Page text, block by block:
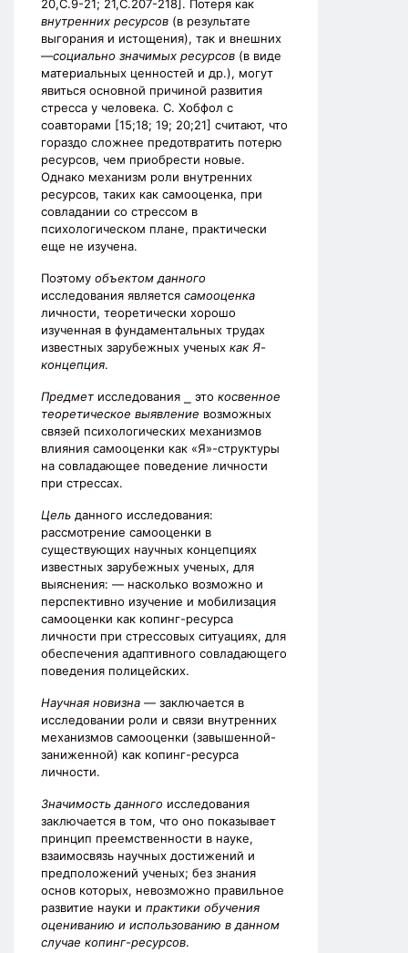
20,С.9-21; 21,С.207-218]. Потеря как
внутренних ресурсов (в результате
выгорания и истощения), так и внешних
—социально значимых ресурсов (в виде
материальных ценностей и др.), могут
явиться основной причиной развития
стресса у человека. С. Хобфол с
соавторами [15;18; 19; 20;21] считают, что
гораздо сложнее предотвратить потерю
ресурсов, чем приобрести новые.
Однако механизм роли внутренних
ресурсов, таких как самооценка, при
совладании со стрессом в
психологическом плане, практически
еще не изучена.
Поэтому объектом данного
исследования является самооценка
личности, теоретически хорошо
изученная в фундаментальных трудах
известных зарубежных ученых как Я-
концепция.
Предмет исследования ⎯ это косвенное
теоретическое выявление возможных
связей психологических механизмов
влияния самооценки как «Я»-структуры
на совладающее поведение личности
при стрессах.
Цель данного исследования:
рассмотрение самооценки в
существующих научных концепциях
известных зарубежных ученых, для
выяснения: — насколько возможно и
перспективно изучение и мобилизация
самооценки как копинг-ресурса
личности при стрессовых ситуациях, для
обеспечения адаптивного совладающего
поведения полицейских.
Научная новизна — заключается в
исследовании роли и связи внутренних
механизмов самооценки (завышенной-
заниженной) как копинг-ресурса
личности.
Значимость данного исследования
заключается в том, что оно показывает
принцип преемственности в науке,
взаимосвязь научных достижений и
предположений ученых; без знания
основ которых, невозможно правильное
развитие науки и практики обучения
оцениванию и использованию в данном
случае копинг-ресурсов.